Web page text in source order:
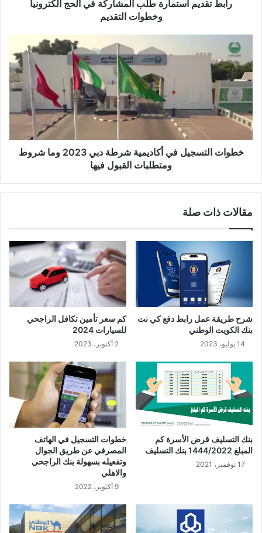
رابط تقديم استمارة طلب المشاركة في الحج الكترونيا
وخطوات التقديم
خطوات التسجيل في أكاديمية شرطة دبي 2023 وما شروط
ومتطلبات القبول فيها
مقالات ذات صلة
شرح طريقة عمل رابط دفع كي نت
بنك الكويت الوطني
14 يوليو، 2023
كم سعر تأمين تكافل الراجحي
للسيارات 2024
2 أكتوبر، 2023
بنك التسليف قرض الأسرة كم
المبلغ 1444/2022 بنك التسليف
17 نوفمبر، 2021
خطوات التسجيل في الهاتف
المصرفي عن طريق الجوال
وتفعيله بسهولة بنك الراجحي
والاهلي
9 أكتوبر، 2022